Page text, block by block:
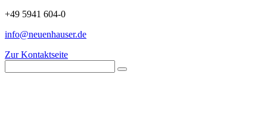
+49 5941 604-0
info@neuenhauser.de
Zur Kontaktseite